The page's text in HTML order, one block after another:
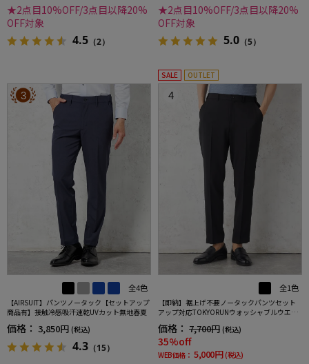
★2点目10%OFF/3点目以降20%
OFF対象
4.5 （2）
★2点目10%OFF/3点目以降20%
OFF対象
5.0 （5）
3
全4色
【AIRSUIT】パンツノータック【セットアップ
商品有】接触冷感吸汗速乾UVカット無地春夏
価格： 3,850円 (税込)
4.3 （15）
SALE OUTLET
4
全1色
【即納】裾上げ不要ノータックパンツセット
アップ対応TOKYORUNウォッシャブルウエス
トシャーリングブレスエフェクト生地ストレ
ッチ春夏
価格： 7,700円 (税込)
35%off
WEB価格： 5,000円 (税込)